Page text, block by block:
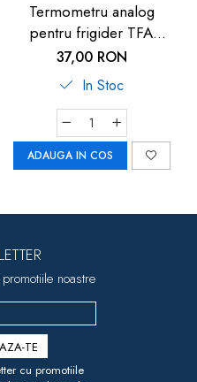
Termometru analog
pentru frigider TFA
14.4005
37,00 RON
In Stoc
ADAUGA IN COS
noastre
cu promotiile